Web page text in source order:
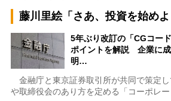
藤川里絵「さあ、投資を始めよ
5年ぶり改訂の「CGコー
ポイントを解説 企業に
明…
金融庁と東京証券取引所が共同で策定
や取締役会のあり方を定める「コーポレー